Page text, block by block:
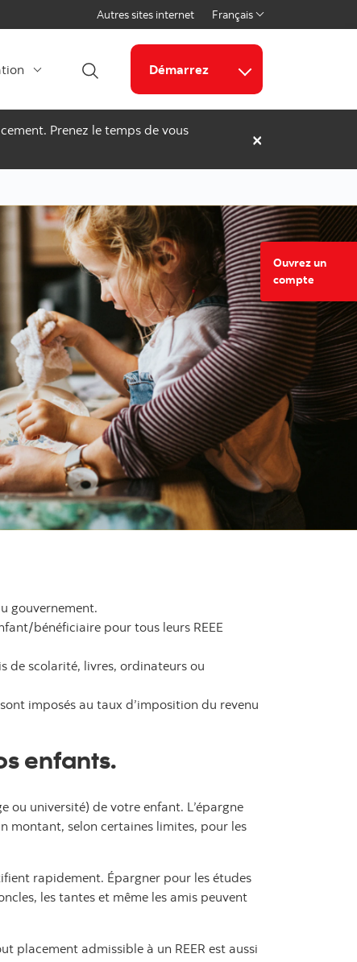
Autres sites internet Français
Select a language
Ouvrir la recherche
Démarrez
Liens connexes
Prenez le temps de vous
×
gouvernement.
bénéficiaire pour tous leurs REEE
de scolarité, livres, ordinateurs ou
imposés au taux d’imposition du revenu
enfants.
ou université) de votre enfant. L’épargne
montant, selon certaines limites, pour les
rapidement. Épargner pour les études
les tantes et même les amis peuvent
placement admissible à un REER est aussi
Ouvrez un
compte